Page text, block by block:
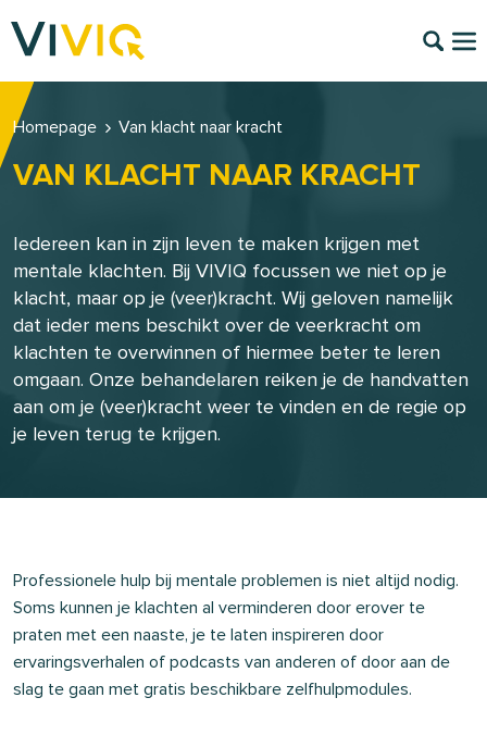
Homepage Van klacht naar kracht
VAN KLACHT NAAR KRACHT
Iedereen kan in zijn leven te maken krijgen met
mentale klachten. Bij VIVIQ focussen we niet op je
klacht, maar op je (veer)kracht. Wij geloven namelijk
dat ieder mens beschikt over de veerkracht om
klachten te overwinnen of hiermee beter te leren
omgaan. Onze behandelaren reiken je de handvatten
aan om je (veer)kracht weer te vinden en de regie op
je leven terug te krijgen.
Professionele hulp bij mentale problemen is niet altijd nodig.
Soms kunnen je klachten al verminderen door erover te
praten met een naaste, je te laten inspireren door
ervaringsverhalen of podcasts van anderen of door aan de
slag te gaan met gratis beschikbare zelfhulpmodules.